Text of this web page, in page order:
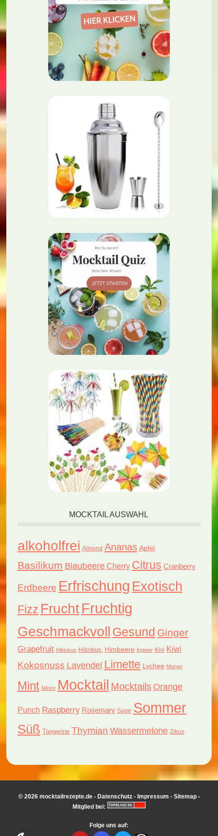
MOCKTAIL AUSWAHL
alkoholfrei Almond Ananas Apfel
Basilikum Blaubeere Cherry Citrus Cranberry
Erdbeere Erfrischung Exotisch
Fizz FruchtFruchtig
Geschmackvoll Gesund Ginger
Grapefruit Hibiskus Hibiskus. Himbeere Ingwer Kivi Kiwi
Kokosnuss Lavendel Limette Lychee Mango
Mint Minze Mocktail Mocktails Orange
Punch Raspberry Rosemary Sage Sommer
Süß Tangerine Thymian Wassermelone Zitrus
© 2026 mocktailrezepte.de - Datenschutz- Impressum - Sitemap-
Mitglied bei:
Folge uns auf: